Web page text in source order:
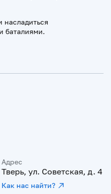
насладиться
баталиями.
Адрес
Тверь, ул. Советская, д. 4
Как нас найти?